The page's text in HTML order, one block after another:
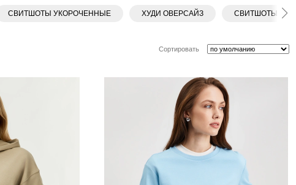
СВИТШОТЫ УКОРОЧЕННЫЕ ХУДИ ОВЕРСАЙЗ СВИТШОТЫ
Сортировать